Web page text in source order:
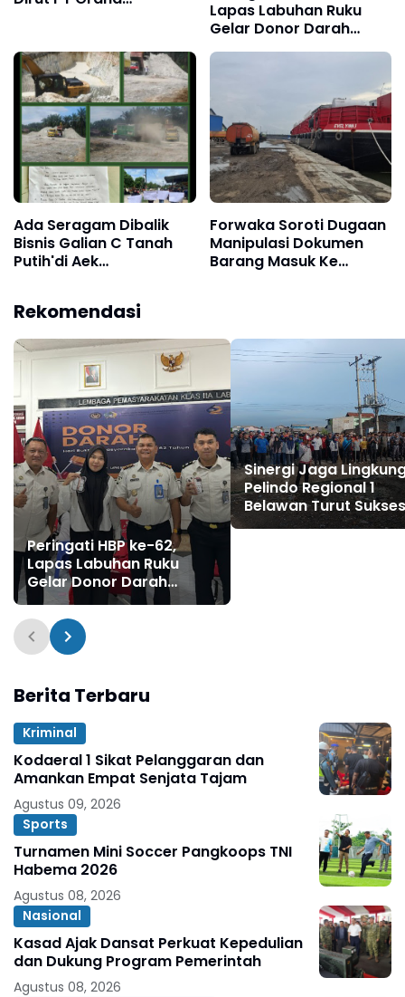
Lapas Labuhan Ruku
Gelar Donor Darah
Bersama PMI Batu Bara
Ada Seragam Dibalik
Bisnis Galian C Tanah
Putih'di Aek
Debu Siapa Makan Keju
dan Bolu
Forwaka Soroti Dugaan
Manipulasi Dokumen
Barang Masuk Ke
PT Barokah dan PT Bona
Bahari
Rekomendasi
​Peringati HBP ke-62,
Lapas Labuhan Ruku
Gelar Donor Darah
Bersama PMI Batu Bara
Sinergi Jaga
Pelindo Regional 1
Belawan Turut
Program Indonesia
Berita Terbaru
Kriminal
Kodaeral 1 Sikat Pelanggaran dan
Amankan Empat Senjata Tajam
Agustus 09, 2026
Sports
Turnamen Mini Soccer Pangkoops TNI
Habema 2026
Agustus 08, 2026
Nasional
Kasad Ajak Dansat Perkuat Kepedulian
dan Dukung Program Pemerintah
Agustus 08, 2026